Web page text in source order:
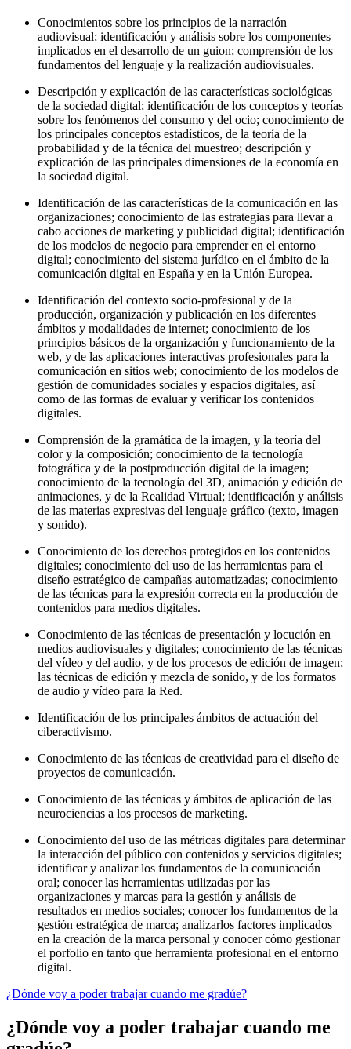
Conocimientos sobre los principios de la narración
audiovisual; identificación y análisis sobre los componentes
implicados en el desarrollo de un guion; comprensión de los
fundamentos del lenguaje y la realización audiovisuales.
Descripción y explicación de las características sociológicas
de la sociedad digital; identificación de los conceptos y teorías
sobre los fenómenos del consumo y del ocio; conocimiento de
los principales conceptos estadísticos, de la teoría de la
probabilidad y de la técnica del muestreo; descripción y
explicación de las principales dimensiones de la economía en
la sociedad digital.
Identificación de las características de la comunicación en las
organizaciones; conocimiento de las estrategias para llevar a
cabo acciones de marketing y publicidad digital; identificación
de los modelos de negocio para emprender en el entorno
digital; conocimiento del sistema jurídico en el ámbito de la
comunicación digital en España y en la Unión Europea.
Identificación del contexto socio-profesional y de la
producción, organización y publicación en los diferentes
ámbitos y modalidades de internet; conocimiento de los
principios básicos de la organización y funcionamiento de la
web, y de las aplicaciones interactivas profesionales para la
comunicación en sitios web; conocimiento de los modelos de
gestión de comunidades sociales y espacios digitales, así
como de las formas de evaluar y verificar los contenidos
digitales.
Comprensión de la gramática de la imagen, y la teoría del
color y la composición; conocimiento de la tecnología
fotográfica y de la postproducción digital de la imagen;
conocimiento de la tecnología del 3D, animación y edición de
animaciones, y de la Realidad Virtual; identificación y análisis
de las materias expresivas del lenguaje gráfico (texto, imagen
y sonido).
Conocimiento de los derechos protegidos en los contenidos
digitales; conocimiento del uso de las herramientas para el
diseño estratégico de campañas automatizadas; conocimiento
de las técnicas para la expresión correcta en la producción de
contenidos para medios digitales.
Conocimiento de las técnicas de presentación y locución en
medios audiovisuales y digitales; conocimiento de las técnicas
del vídeo y del audio, y de los procesos de edición de imagen;
las técnicas de edición y mezcla de sonido, y de los formatos
de audio y vídeo para la Red.
Identificación de los principales ámbitos de actuación del
ciberactivismo.
Conocimiento de las técnicas de creatividad para el diseño de
proyectos de comunicación.
Conocimiento de las técnicas y ámbitos de aplicación de las
neurociencias a los procesos de marketing.
Conocimiento del uso de las métricas digitales para determinar
la interacción del público con contenidos y servicios digitales;
identificar y analizar los fundamentos de la comunicación
oral; conocer las herramientas utilizadas por las
organizaciones y marcas para la gestión y análisis de
resultados en medios sociales; conocer los fundamentos de la
gestión estratégica de marca; analizarlos factores implicados
en la creación de la marca personal y conocer cómo gestionar
el porfolio en tanto que herramienta profesional en el entorno
digital.
¿Dónde voy a poder trabajar cuando me gradúe?
¿Dónde voy a poder trabajar cuando me